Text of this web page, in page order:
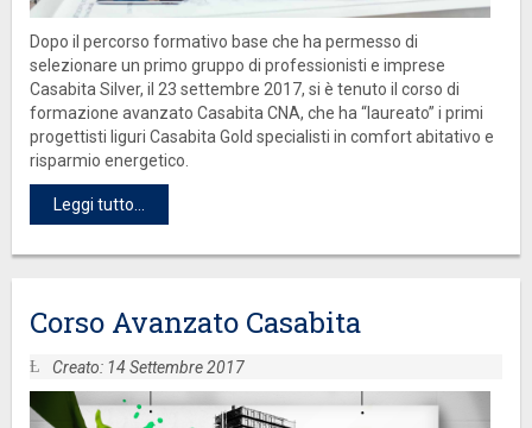
Dopo il percorso formativo base che ha permesso di
selezionare un primo gruppo di professionisti e imprese
Casabita Silver, il 23 settembre 2017, si è tenuto il corso di
formazione avanzato Casabita CNA, che ha “laureato” i primi
progettisti liguri Casabita Gold specialisti in comfort abitativo e
risparmio energetico.
Leggi tutto...
Corso Avanzato Casabita
Creato: 14 Settembre 2017